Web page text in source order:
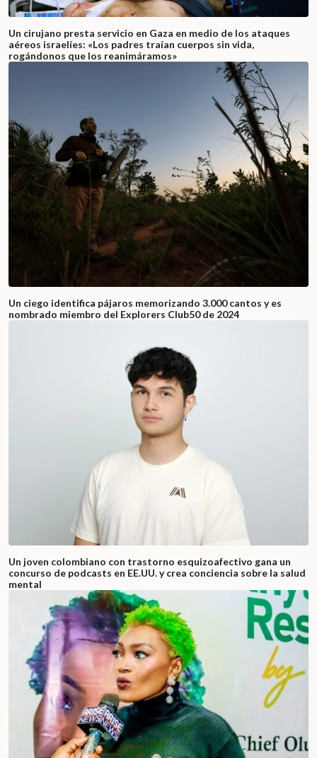
Un cirujano presta servicio en Gaza en medio de los ataques
aéreos israelíes: «Los padres traían cuerpos sin vida,
rogándonos que los reanimáramos»
Un ciego identifica pájaros memorizando 3.000 cantos y es
nombrado miembro del Explorers Club50 de 2024
Un joven colombiano con trastorno esquizoafectivo gana un
concurso de podcasts en EE.UU. y crea conciencia sobre la salud
mental